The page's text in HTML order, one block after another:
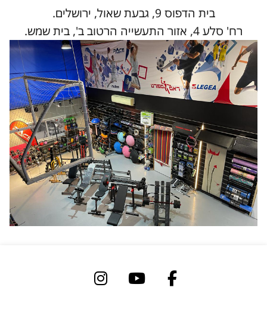
בית הדפוס 9, גבעת שאול, ירושלים.
רח' סלע 4, אזור התעשייה הרטוב ב', בית שמש.